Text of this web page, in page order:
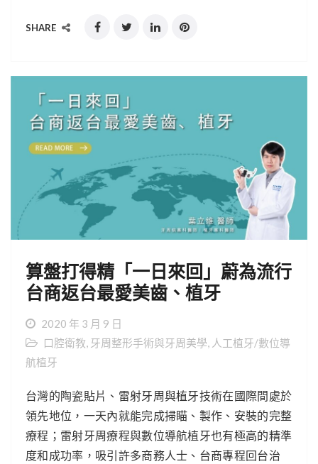
SHARE
算盤打得精「一日來回」蔚為流行
台商返台最愛美齒、植牙
2020 年 3 月 9 日
口腔衛教 牙周整形手術與牙周美學
人工植牙/數位導
航植牙
台灣的陶瓷貼片、雷射牙周與植牙技術在國際間處於
領先地位，一天內就能完成掃瞄、製作、安裝的完整
療程；雷射牙周療程與數位導航植牙也有極高的精準
度和成功率，吸引許多商務人士、台商專程回台治